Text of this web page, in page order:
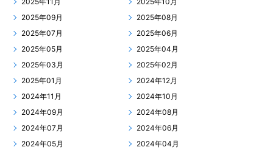
2025年09月
2025年08月
2025年07月
2025年06月
2025年05月
2025年04月
2025年03月
2025年02月
2025年01月
2024年12月
2024年11月
2024年10月
2024年09月
2024年08月
2024年07月
2024年06月
2024年05月
2024年04月